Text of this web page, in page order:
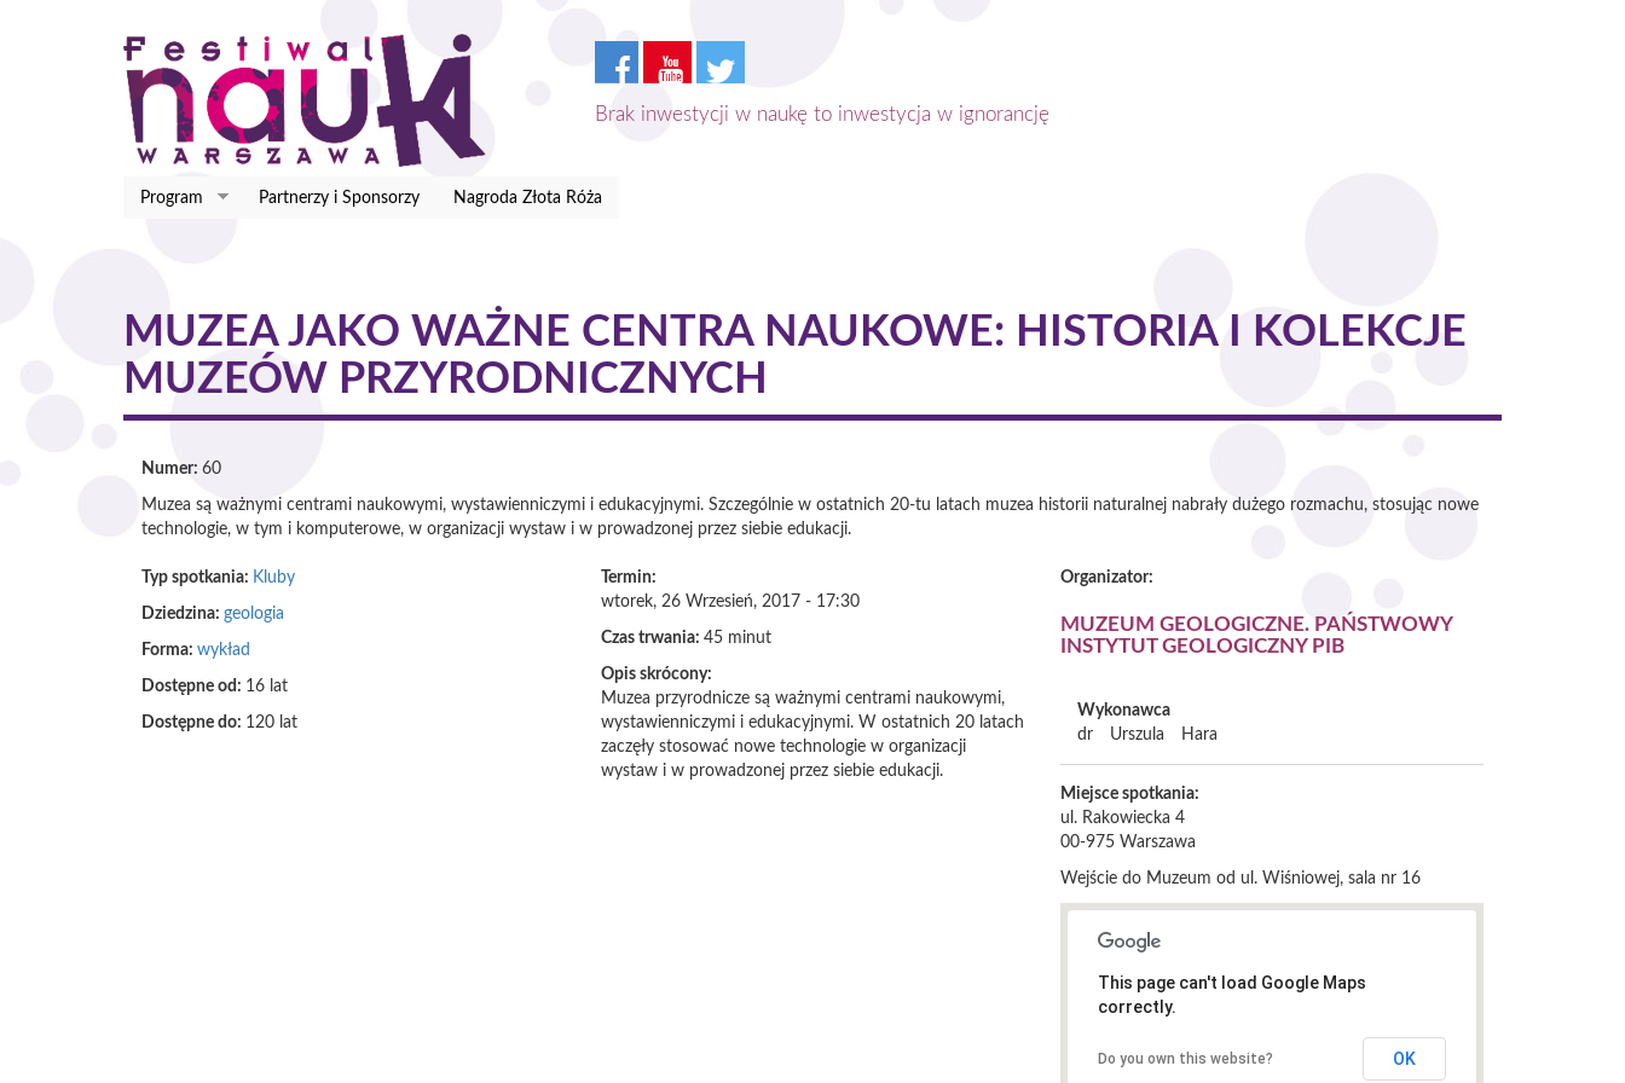
Brak inwestycji w naukę to inwestycja w ignorancję
Program Partnerzy i Sponsorzy Nagroda Złota Róża
MUZEA JAKO WAŻNE CENTRA NAUKOWE: HISTORIA I KOLEKCJE
MUZEÓW PRZYRODNICZNYCH
Numer: 60
Muzea są ważnymi centrami naukowymi, wystawienniczymi i edukacyjnymi. Szczególnie w ostatnich 20-tu latach muzea historii naturalnej nabrały dużego rozmachu, stosując nowe
technologie, w tym i komputerowe, w organizacji wystaw i w prowadzonej przez siebie edukacji.
Typ spotkania: Kluby
Dziedzina: geologia
Forma: wykład
Dostępne od: 16 lat
Dostępne do: 120 lat
Termin:
wtorek, 26 Wrzesień, 2017 - 17:30
Czas trwania: 45 minut
Opis skrócony:
Muzea przyrodnicze są ważnymi centrami naukowymi,
wystawienniczymi i edukacyjnymi. W ostatnich 20 latach
zaczęły stosować nowe technologie w organizacji
wystaw i w prowadzonej przez siebie edukacji.
Organizator:
MUZEUM GEOLOGICZNE. PAŃSTWOWY
INSTYTUT GEOLOGICZNY PIB
Wykonawca
dr
Urszula Hara
Miejsce spotkania:
ul. Rakowiecka 4
00-975 Warszawa
Wejście do Muzeum od ul. Wiśniowej, sala nr 16
This page can't load Google Maps
correctly.
Do you own this website? OK